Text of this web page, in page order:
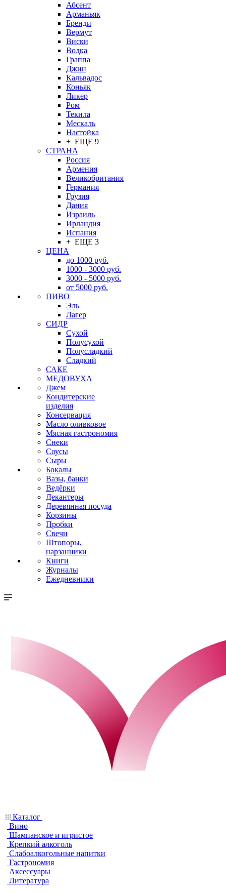
Абсент
Арманьяк
Бренди
Вермут
Виски
Водка
Граппа
Джин
Кальвадос
Коньяк
Ликер
Ром
Текила
Мескаль
Настойка
+ ЕЩЕ 9
СТРАНА
Россия
Армения
Великобритания
Германия
Грузия
Дания
Израиль
Ирландия
Испания
+ ЕЩЕ 3
ЦЕНА
до 1000 руб.
1000 - 3000 руб.
3000 - 5000 руб.
от 5000 руб.
ПИВО
Эль
Лагер
СИДР
Сухой
Полусухой
Полусладкий
Сладкий
САКЕ
МЕДОВУХА
Джем
Кондитерские
изделия
Консервация
Масло оливковое
Мясная гастрономия
Снеки
Соусы
Сыры
Бокалы
Вазы, банки
Ведёрки
Декантеры
Деревянная посуда
Корзины
Пробки
Свечи
Штопоры,
нарзанники
Книги
Журналы
Ежедневники
Каталог
Вино
Шампанское и игристое
Крепкий алкоголь
Слабоалкогольные напитки
Гастрономия
Аксессуары
Литература